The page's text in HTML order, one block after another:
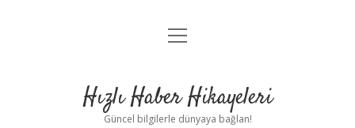
Anasayfa
Yasal Uyarı
menüyü
Hızlı Haber Hikayeleri
Güncel bilgilerle dünyaya bağlan!